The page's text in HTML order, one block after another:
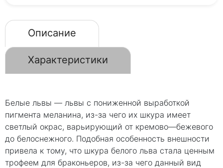
Описание
Характеристики
Белые львы — львы с пониженной выработкой
пигмента меланина, из-за чего их шкура имеет
светлый окрас, варьирующий от кремово—бежевого
до белоснежного. Подобная особенность внешности
привела к тому, что шкура белого льва стала ценным
трофеем для браконьеров, из-за чего данный вид